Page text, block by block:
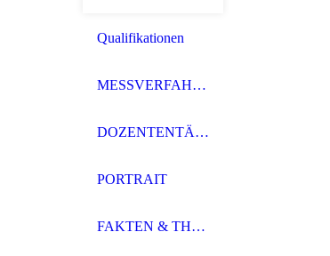
Qualifikationen
MESSVERFAHREN
DOZENTENTÄTIGKEIT
PORTRAIT
FAKTEN & THEMEN